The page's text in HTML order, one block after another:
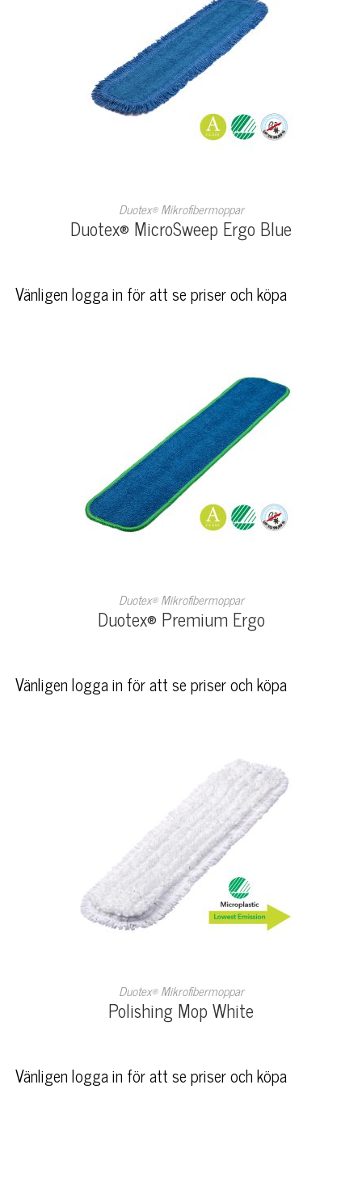
LÄS MER
Duotex® Mikrofibermoppar
Duotex® MicroSweep Ergo Blue
Vänligen logga in för att se priser och köpa
LÄS MER
Duotex® Mikrofibermoppar
Duotex® Premium Ergo
Vänligen logga in för att se priser och köpa
LÄS MER
Duotex® Mikrofibermoppar
Polishing Mop White
Vänligen logga in för att se priser och köpa